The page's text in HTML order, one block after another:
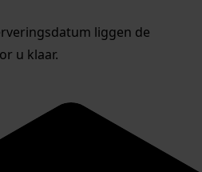
liggen de
u klaar.